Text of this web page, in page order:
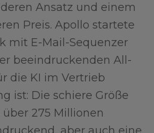
Ansatz und einem
Preis. Apollo startete
mit E-Mail-Sequenzer
beeindruckenden All-
die KI im Vertrieb
ist: Die schiere Größe
275 Millionen